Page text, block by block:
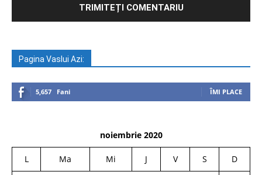
Pagina Vaslui Azi:
5,657 Fani ÎMI PLACE
noiembrie 2020
L Ma Mi J V S D